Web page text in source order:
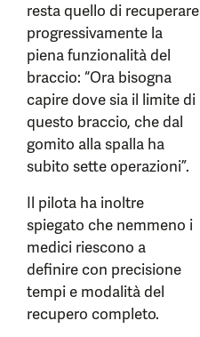
resta quello di recuperare
progressivamente la
piena funzionalità del
braccio: “Ora bisogna
capire dove sia il limite di
questo braccio, che dal
gomito alla spalla ha
subito sette operazioni”.
Il pilota ha inoltre
spiegato che nemmeno i
medici riescono a
definire con precisione
tempi e modalità del
recupero completo.